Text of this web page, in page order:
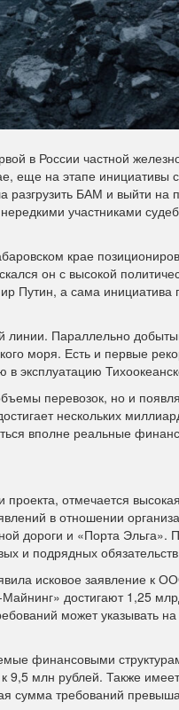
в России частной
еще на этапе инициативы
разгрузить БАМ и выйти на
участниками
крае
он с высокой
Путин, а сама
линии. Параллельно
моря. Есть и первые
эксплуатацию
перевозок, но и
нескольких
вполне реальные
отмечается
в отношении
дороги и «Порта Эльга».
и подрядных
исковое заявление к
достигают 1,25
может указывать
финансовыми
млн рублей. Также
сумма требований